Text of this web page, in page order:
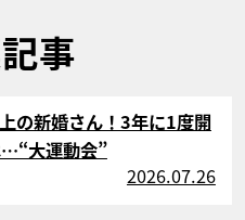
事
の新婚さん！3年に1度開
大運動会”
2026.07.26